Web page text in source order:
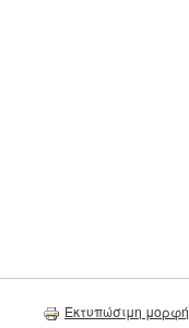
Εκτυπώσιμη μορφή